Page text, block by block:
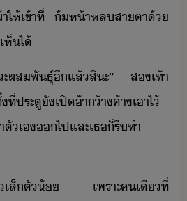
ให้​เข้าที่​ ​้ห้า​หลสาตา​้​
ห็​ไ้
ผสพัธุ์​ีแล้​สิะ​”​ ​ส​เท้า​
ประตู​ั​เปิ​้า​้า​ค้า​เาไ้​
​เ​​ไป​และ​เธ​็​รี​ทำ​
เล็​ตั​้​ ​เพราะ​คเี​ที่​